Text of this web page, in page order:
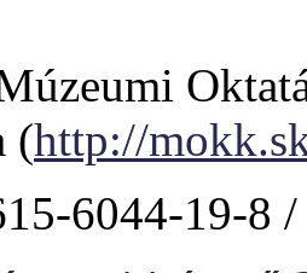
(http://
6044-19-8